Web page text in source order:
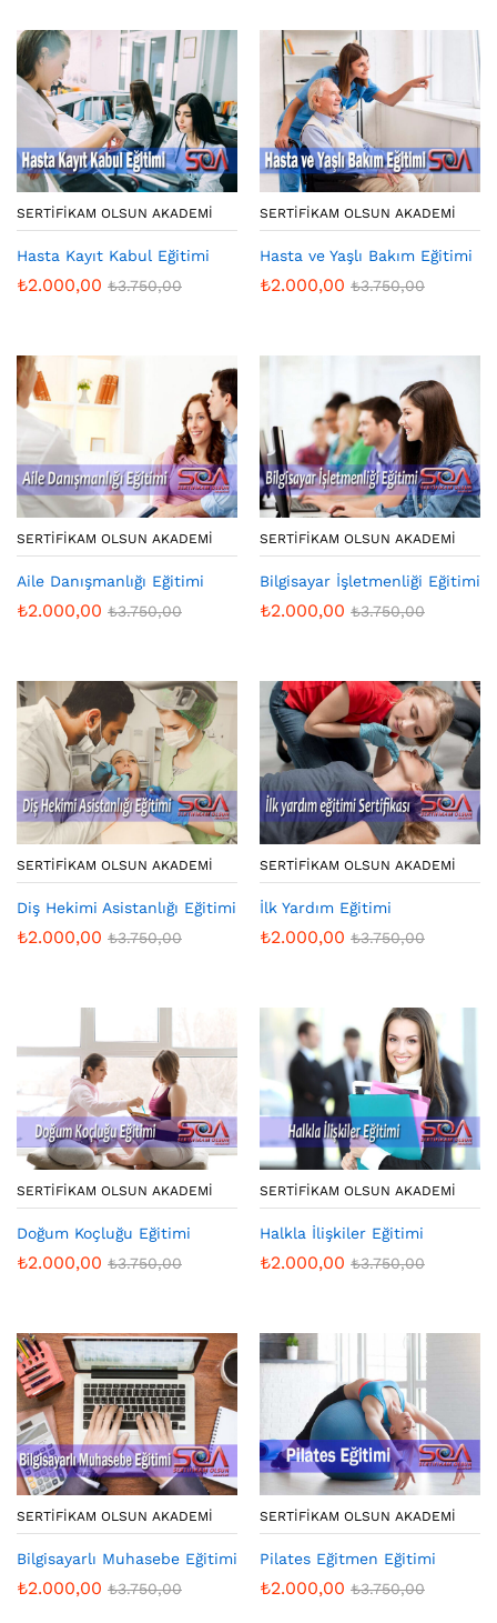
SERTIFIKAM OLSUN AKADEMI
Hasta Kayıt Kabul Eğitimi
₺2.000,00 ₺3.750,00
SERTIFIKAM OLSUN AKADEMI
Hasta ve Yaşlı Bakım Eğitimi
₺2.000,00 ₺3.750,00
SERTIFIKAM OLSUN AKADEMI
Aile Danışmanlığı Eğitimi
₺2.000,00 ₺3.750,00
SERTIFIKAM OLSUN AKADEMI
Bilgisayar İşletmenliği Eğitimi
₺2.000,00 ₺3.750,00
SERTIFIKAM OLSUN AKADEMI
Diş Hekimi Asistanlığı Eğitimi
₺2.000,00 ₺3.750,00
SERTIFIKAM OLSUN AKADEMI
İlk Yardım Eğitimi
₺2.000,00 ₺3.750,00
SERTIFIKAM OLSUN AKADEMI
Doğum Koçluğu Eğitimi
₺2.000,00 ₺3.750,00
SERTIFIKAM OLSUN AKADEMI
Halkla İlişkiler Eğitimi
₺2.000,00 ₺3.750,00
SERTIFIKAM OLSUN AKADEMI
Bilgisayarlı Muhasebe Eğitimi
₺2.000,00 ₺3.750,00
SERTIFIKAM OLSUN AKADEMI
Pilates Eğitmen Eğitimi
₺2.000,00 ₺3.750,00